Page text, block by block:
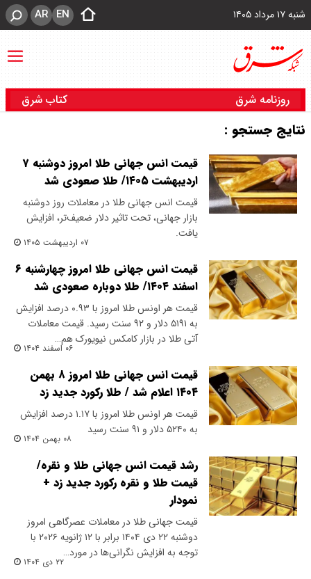
شنبه ۱۷ مرداد ۱۴۰۵ EN
AR
روزنامه شرق کتاب شرق
نتایج جستجو :
قیمت انس جهانی طلا امروز دوشنبه ۷
اردیبهشت ۱۴۰۵/ طلا صعودی شد
قیمت انس جهانی طلا در معاملات روز دوشنبه
بازار جهانی، تحت تاثیر دلار ضعیف‌تر، افزایش
یافت.
۰۷ اردیبهشت ۱۴۰۵
قیمت انس جهانی طلا امروز چهارشنبه ۶
اسفند ۱۴۰۴/ طلا دوباره صعودی شد
قیمت هر اونس طلا امروز با ۰.۹۳ درصد افزایش
به ۵۱۹۱ دلار و ۹۲ سنت رسید. قیمت معاملات
آتی طلا در بازار کامکس نیویورک هم…
۰۶ اسفند ۱۴۰۴
قیمت انس جهانی طلا امروز ۸ بهمن
۱۴۰۴ اعلام شد / طلا رکورد جدید زد
قیمت هر اونس طلا امروز با ۱.۱۷ درصد افزایش
به ۵۲۴۰ دلار و ۹۱ سنت رسید
۰۸ بهمن ۱۴۰۴
رشد قیمت انس جهانی طلا و نقره/
قیمت طلا و نقره رکورد جدید زد +
نمودار
قیمت جهانی طلا در معاملات عصرگاهی امروز
دوشنبه ۲۲ دی ۱۴۰۴ برابر با ۱۲ ژانویه ۲۰۲۶ با
توجه به افزایش نگرانی‌ها در مورد…
۲۲ دی ۱۴۰۴